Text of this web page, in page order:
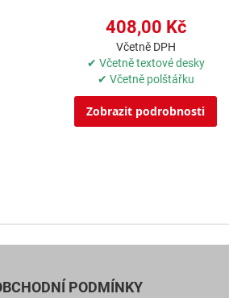
408,00 Kč
Včetně DPH
✔ Včetně textové desky
✔ Včetně polštářku
Zobrazit podrobnosti
PODMÍNKY